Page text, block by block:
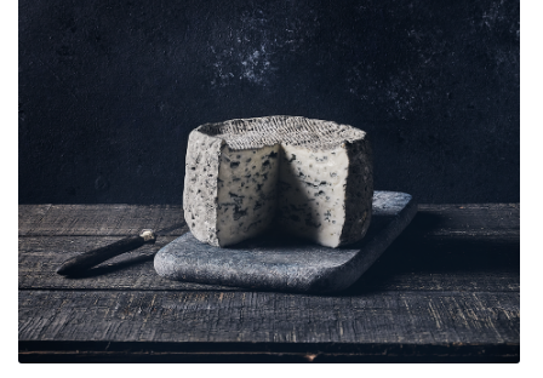
Une
VALIDER VOTRE PANIER